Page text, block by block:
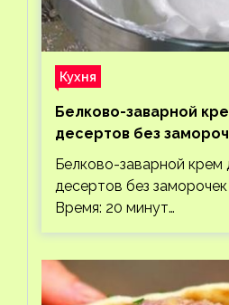
Кухня
Белково-заварной
десертов без
Белково-заварной крем
десертов без
Время: 20 минут…